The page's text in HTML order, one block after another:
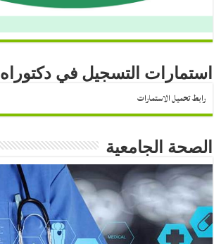
استمارات التسجيل في دكتوراه
رابط تحميل الاستمارات
الصحة الجامعية